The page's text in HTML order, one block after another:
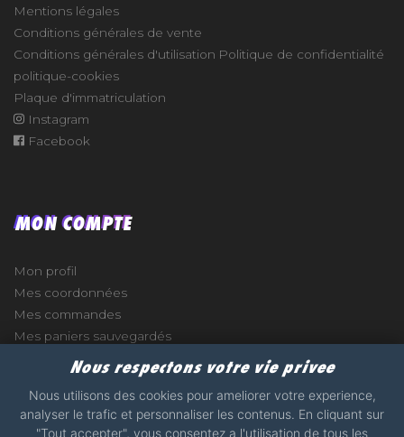
Mentions légales
Conditions générales de vente
Conditions générales d'utilisation Politique de confidentialité
politique-cookies
Plaque d'immatriculation
Instagram
Facebook
MON COMPTE
Mon profil
Mes coordonnées
Mes commandes
Mes paniers sauvegardés
Nous respectons votre vie privee
Nous utilisons des cookies pour ameliorer votre experience,
analyser le trafic et personnaliser les contenus. En cliquant sur
"Tout accepter", vous consentez a l'utilisation de tous les